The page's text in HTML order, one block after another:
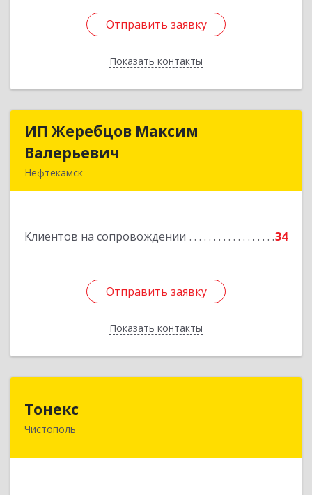
Отправить заявку
Показать контакты
Отправить заявку
Назад
ИП Жеребцов Максим
Валерьевич
Нефтекамск
Клиентов на сопровождении 34
Отправить заявку
Показать контакты
ИП Жеребцов Максим
Подробнее
Отправить заявку
Назад
Тонекс
Чистополь
422980, Татарстан Респ, Чистопольский р-н,